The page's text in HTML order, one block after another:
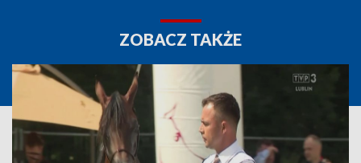
ZOBACZ TAKŻE